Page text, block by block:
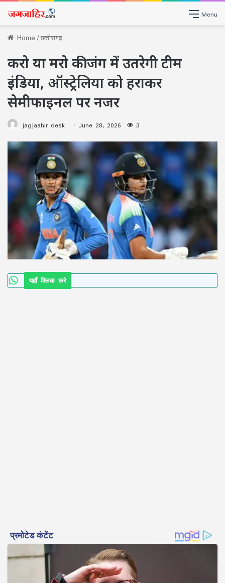
Menu
Home/छत्तीसगढ़
करो या मरो की जंग में उतरेगी टीम
इंडिया, ऑस्ट्रेलिया को हराकर
सेमीफाइनल पर नजर
jagjaahir desk June 28, 2026 3
यहाँ क्लिक करे